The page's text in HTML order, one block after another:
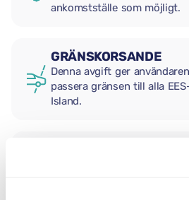
ankomstställe som möjligt.
GRÄNSKORSANDE
Denna avgift ger
passera gränsen till alla
Island.